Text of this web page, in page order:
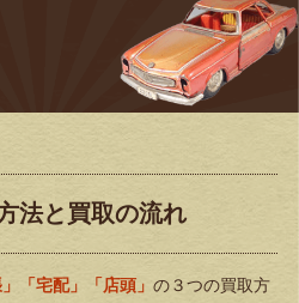
法と買取の流れ
」「宅配」「店頭」 の３つの買取方